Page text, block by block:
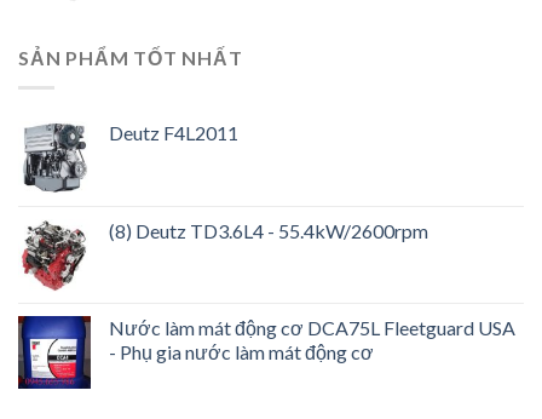
SẢN PHẨM TỐT NHẤT
Deutz F4L2011
(8) Deutz TD3.6L4 - 55.4kW/2600rpm
Nước làm mát động cơ DCA75L Fleetguard USA
- Phụ gia nước làm mát động cơ